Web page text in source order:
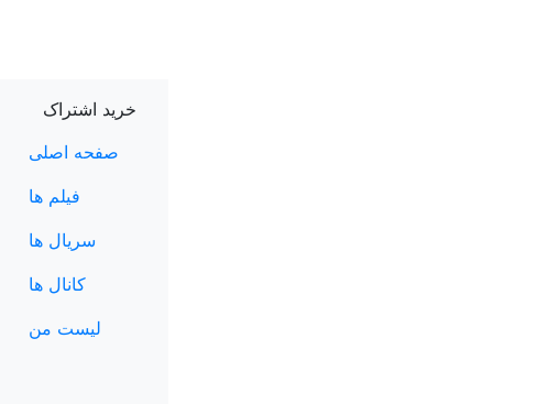
خرید اشتراک
صفحه اصلی
فیلم ها
سریال ها
کانال ها
لیست من